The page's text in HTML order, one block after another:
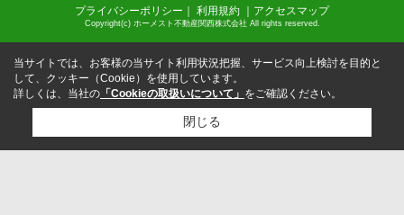
プライバシーポリシー ｜ 利用規約 ｜ アクセスマップ
Copyright(c) ホーメスト不動産関西株式会社 All rights reserved.
当サイトでは、お客様の当サイト利用状況把握、サービス向上検討を目的と
して、クッキー（Cookie）を使用しています。
詳しくは、当社の 「Cookieの取扱いについて」 をご確認ください。
閉じる